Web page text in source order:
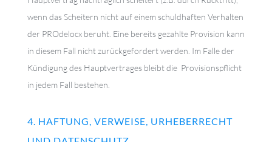
wenn das Scheitern nicht auf einem schuldhaften Verhalten
der PROdelocx beruht. Eine bereits gezahlte Provision kann
in diesem Fall nicht zurückgefordert werden. Im Falle der
Kündigung des Hauptvertrages bleibt die Provisionspflicht
in jedem Fall bestehen.
4. HAFTUNG, VERWEISE, URHEBERRECHT